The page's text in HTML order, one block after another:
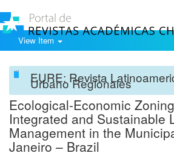
View Item
EURE: Revista
Urbano Regionales
Ecological-Economic
Integrated and Sustainable
Management in the
Janeiro – Brazil